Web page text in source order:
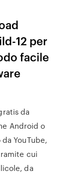
12 per
facile
da
Android o
YouTube,
cui
da